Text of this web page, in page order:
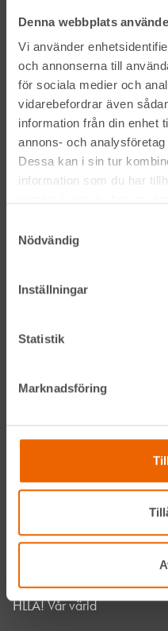
Denna webbplats
Vi använder
och annonserna till
för sociala medier och
vidarebefordrar även
information från din enhet
annons- och
Dessa kan i sin tur
information som du har
Nödvändig
Inställningar
Statistik
Marknadsföring
Genom att anmäla mig till
LinkedIn
Våra maskiner
HLLÅ! Vår värld